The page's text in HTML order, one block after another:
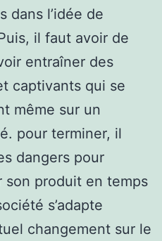
dans l’idée de
il faut avoir de
entraîner des
captivants qui se
même sur un
pour terminer, il
dangers pour
produit en temps
s’adapte
changement sur le